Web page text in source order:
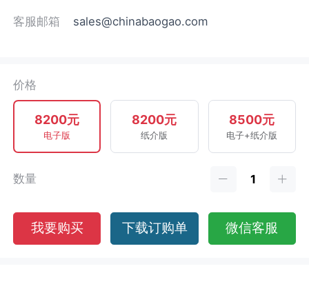
客服邮箱 sales@chinabaogao.com
价格
8200元
电子版
8200元
纸介版
8500元
电子+纸介版
数量
我要购买 下载订购单 微信客服